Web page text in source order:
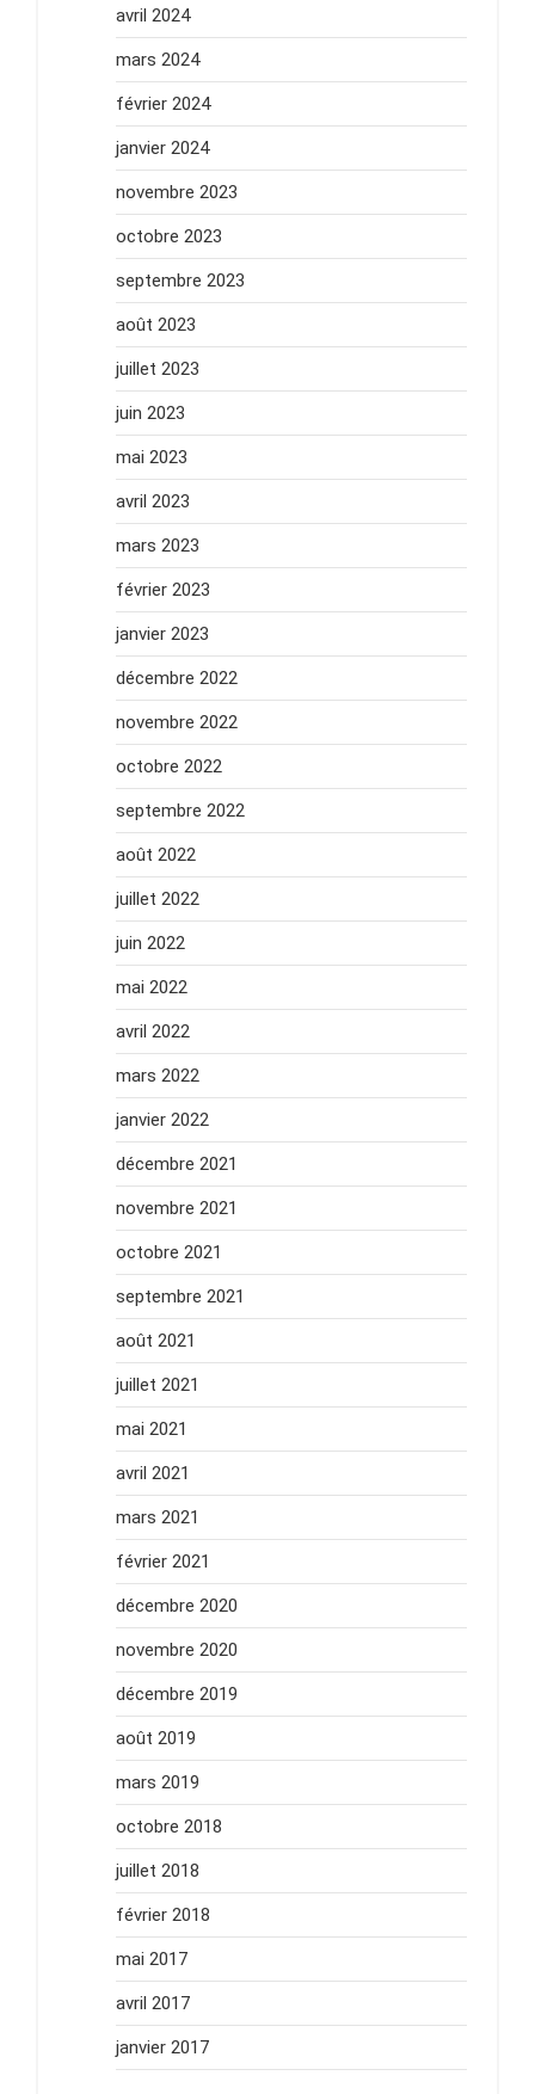
avril 2024
mars 2024
février 2024
janvier 2024
novembre 2023
octobre 2023
septembre 2023
août 2023
juillet 2023
juin 2023
mai 2023
avril 2023
mars 2023
février 2023
janvier 2023
décembre 2022
novembre 2022
octobre 2022
septembre 2022
août 2022
juillet 2022
juin 2022
mai 2022
avril 2022
mars 2022
janvier 2022
décembre 2021
novembre 2021
octobre 2021
septembre 2021
août 2021
juillet 2021
mai 2021
avril 2021
mars 2021
février 2021
décembre 2020
novembre 2020
décembre 2019
août 2019
mars 2019
octobre 2018
juillet 2018
février 2018
mai 2017
avril 2017
janvier 2017